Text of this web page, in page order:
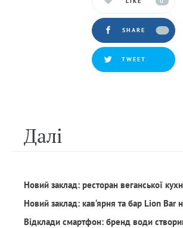
SHARE
TWEET
Далi
Новий заклад: ресторан веганської
Новий заклад: кав‘ярня та бар Lion Bar
Відклади смартфон: бренд води